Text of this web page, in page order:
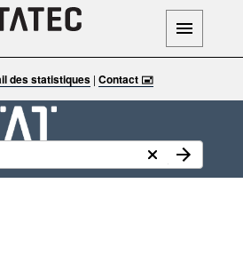
des statistiques| Contact 🖃